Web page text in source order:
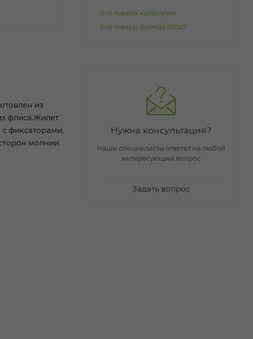
из
флиса.Жилет
с фиксаторами.
молнии
Все товары категории
Все товары бренда OSSO
Нужна консультация?
Наши специалисты ответят на любой
интересующий вопрос
Задать вопрос